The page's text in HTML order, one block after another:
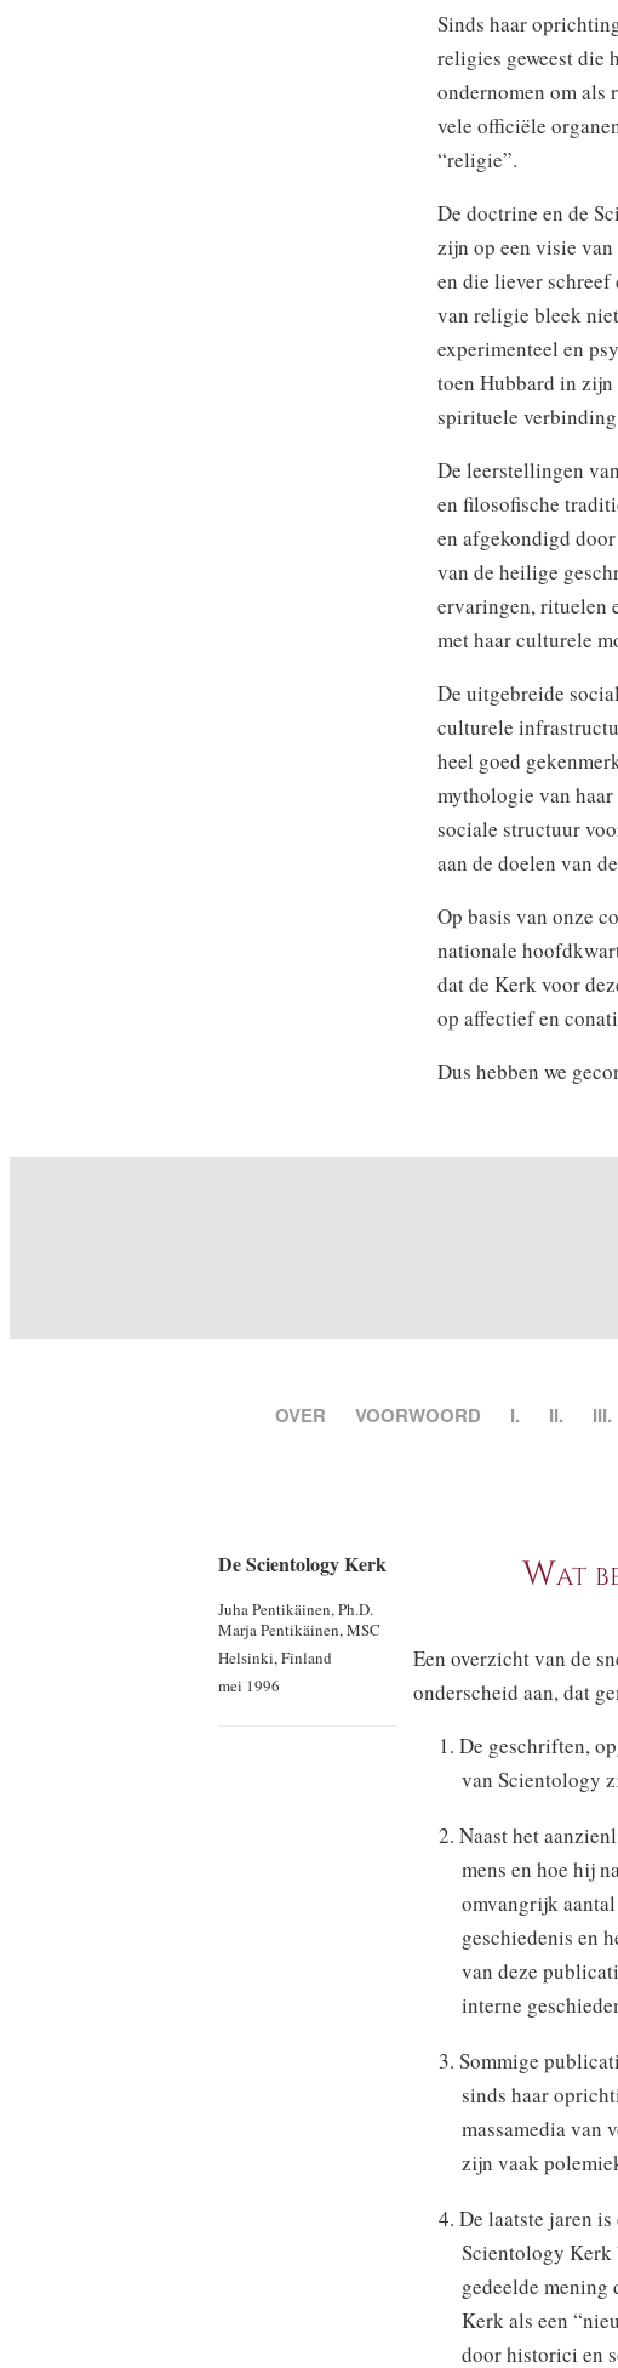
Sinds haar
religies geweest die
ondernomen om als
vele officiële
“religie”.
De doctrine en de
zijn op een visie
en die liever schreef
van religie bleek
experimenteel en
toen Hubbard in
spirituele
De leerstellingen
en filosofische
en afgekondigd
van de heilige
ervaringen, rituelen
met haar culturele
De uitgebreide
culturele
heel goed
mythologie van
sociale structuur
aan de doelen van
Op basis van onze
nationale
dat de Kerk voor
op affectief en
Dus hebben we
OVER VOORWOORD I. II. III.
De Scientology Kerk
Juha Pentikäinen, Ph.D.
Marja Pentikäinen, MSC
Helsinki, Finland
mei 1996
Wat
Een overzicht van de
onderscheid aan, dat
1. De geschriften,
van Scientology
2. Naast het
mens en hoe hij
omvangrijk
geschiedenis en
van deze
interne
3. Sommige
sinds haar
massamedia van
zijn vaak
4. De laatste jaren
Scientology Kerk
gedeelde mening
Kerk als een
door historici en